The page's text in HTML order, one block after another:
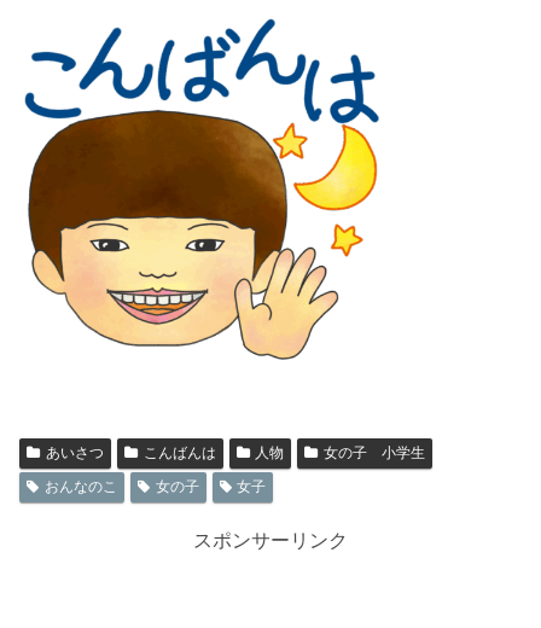
あいさつ こんばんは 人物
女の子 小学生
おんなのこ
女の子 女子
スポンサーリンク